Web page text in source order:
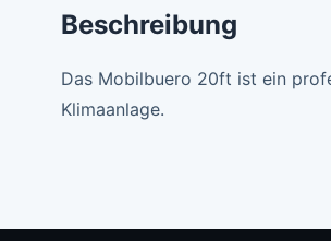
Beschreibung
Das Mobilbuero 20ft ist ein
Klimaanlage.